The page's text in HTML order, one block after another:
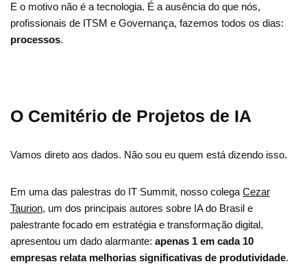
E o motivo não é a tecnologia. É a ausência do que nós,
profissionais de ITSM e Governança, fazemos todos os dias:
processos.
O Cemitério de Projetos de IA
Vamos direto aos dados. Não sou eu quem está dizendo isso.
Em uma das palestras do IT Summit, nosso colega Cezar
Taurion, um dos principais autores sobre IA do Brasil e
palestrante focado em estratégia e transformação digital,
apresentou um dado alarmante: apenas 1 em cada 10
empresas relata melhorias significativas de produtividade.